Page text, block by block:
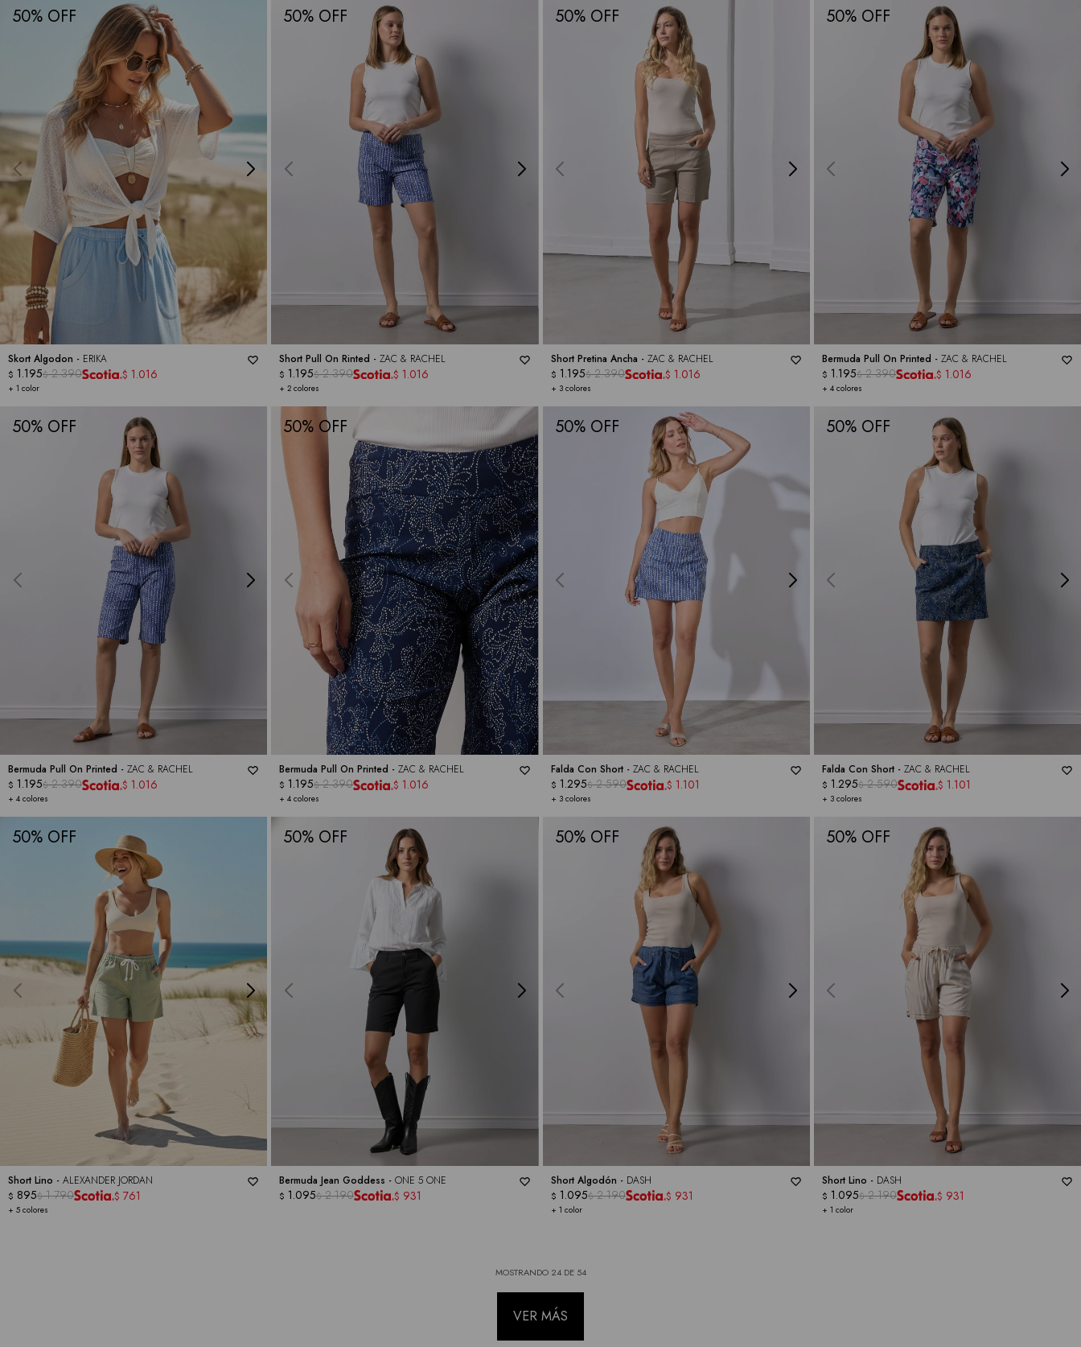
50
Skort Algodon - ERIKA
+ 1 color
$ 1.195$ 2.390 $ 1.016
50
Short Pull On Rinted -ZAC & RACHEL
+ 2 colores
$ 1.195$ 2.390 $ 1.016
50
Short Pretina Ancha - ZAC & RACHEL
+ 3 colores
$ 1.195$ 2.390 $ 1.016
50
Bermuda Pull On Printed - ZAC & RACHEL
+ 4 colores
$ 1.195$ 2.390 $ 1.016
50
Bermuda Pull On Printed - ZAC & RACHEL
+ 4 colores
$ 1.195$ 2.390 $ 1.016
50
Bermuda Pull On Printed -ZAC & RACHEL
+ 4 colores
$ 1.195$ 2.390 $ 1.016
50
Falda Con Short - ZAC & RACHEL
+ 3 colores
$ 1.295$ 2.590 $ 1.101
50
Falda Con Short - ZAC & RACHEL
+ 3 colores
$ 1.295$ 2.590 $ 1.101
50
Short Lino - ALEXANDER JORDAN
+ 5 colores
$ 895$ 1.790 $ 761
50
Bermuda Jean Goddess -ONE 5 ONE
$ 1.095$ 2.190 $ 931
50
Short Algodón - DASH
+ 1 color
$ 1.095$ 2.190 $ 931
50
Short Lino - DASH
+ 1 color
$ 1.095$ 2.190 $ 931
MOSTRANDO 24DE 54
VER MÁS